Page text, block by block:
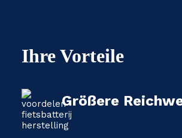
Ihre Vorteile
Größere